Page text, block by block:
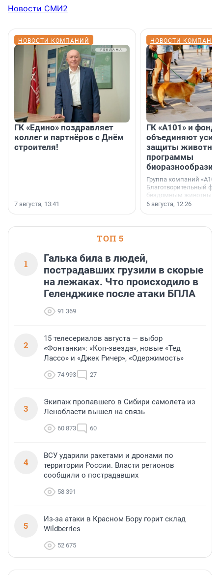
Новости СМИ2
НОВОСТИ КОМПАНИЙ
ГК «Едино» поздравляет
коллег и партнёров с Днём
строителя!
7 августа, 13:41
НОВОСТИ
ГК «А101» и фонд
объединяют
защиты
программы
биоразнообразия
Группа компаний
Благотворительный
бездомным животным
заключили соглашение
6 августа, 12:26
ТОП 5
1
Галька била в людей,
пострадавших грузили в скорые
на лежаках. Что происходило в
Геленджике после атаки БПЛА
91 369
2
15 телесериалов августа — выбор
«Фонтанки»: «Коп-звезда», новые «Тед
Лассо» и «Джек Ричер», «Одержимость»
74 993 27
3
Экипаж пропавшего в Сибири самолета из
Ленобласти вышел на связь
60 873 60
4
ВСУ ударили ракетами и дронами по
территории России. Власти регионов
сообщили о пострадавших
58 391
5
Из-за атаки в Красном Бору горит склад
Wildberries
52 675